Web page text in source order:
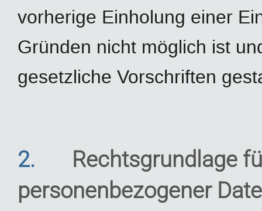
vorherige Einholung einer
Gründen nicht möglich ist
gesetzliche Vorschriften
2.
Rechtsgrundlage
personenbezogener